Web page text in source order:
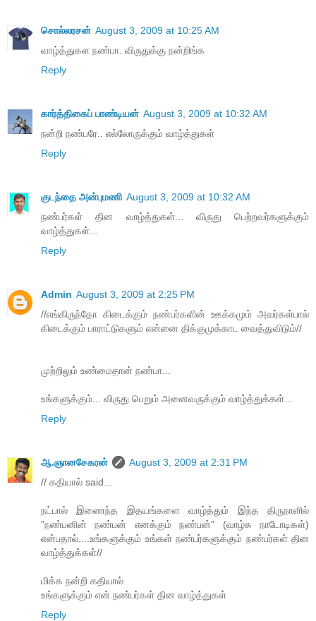
சொல்லரசன் August 3, 2009 at 10:25 AM
வாழ்த்துகள நண்பா. விருதுக்கு நன்றிங்க‌
Reply
கார்த்திகைப் பாண்டியன் August 3, 2009 at 10:32 AM
நன்றி நண்பரே.. எல்லோருக்கும் வாழ்த்துகள்
Reply
குடந்தை அன்புமணி August 3, 2009 at 10:32 AM
நண்பர்கள் தின வாழ்த்துகள்... விருது பெற்றவர்களுக்கும்
வாழ்த்துகள்...
Reply
Admin August 3, 2009 at 2:25 PM
//எங்கிருந்தோ கிடைக்கும் நண்பர்களின் ஊக்கமும் அவர்கள்பால்
கிடைக்கும் பாராட்டுகளும் என்னை திக்குமுக்காட வைத்துவிடும்//
முற்றிலும் உண்மைதான் நண்பா...
உங்களுக்கும்... விருது பெறும் அனைவருக்கும் வாழ்த்துக்கள்...
Reply
ஆ.ஞானசேகரன்
August 3, 2009 at 2:31 PM
// கதியால் said...
நட்பால் இணைந்த இதயங்களை வாழ்த்தும் இந்த திருநாளில்
"நண்பனின் நண்பன் எனக்கும் நண்பன்" (வாழ்க நாடோடிகள்)
என்பதால்....உங்களுக்கும் உங்கள் நண்பர்களுக்கும் நண்பர்கள் தின
வாழ்த்துக்கள்//
மிக்க நன்றி கதியால்
உங்களுக்கும் என் நண்பர்கள் தின வாழ்த்துகள்
Reply